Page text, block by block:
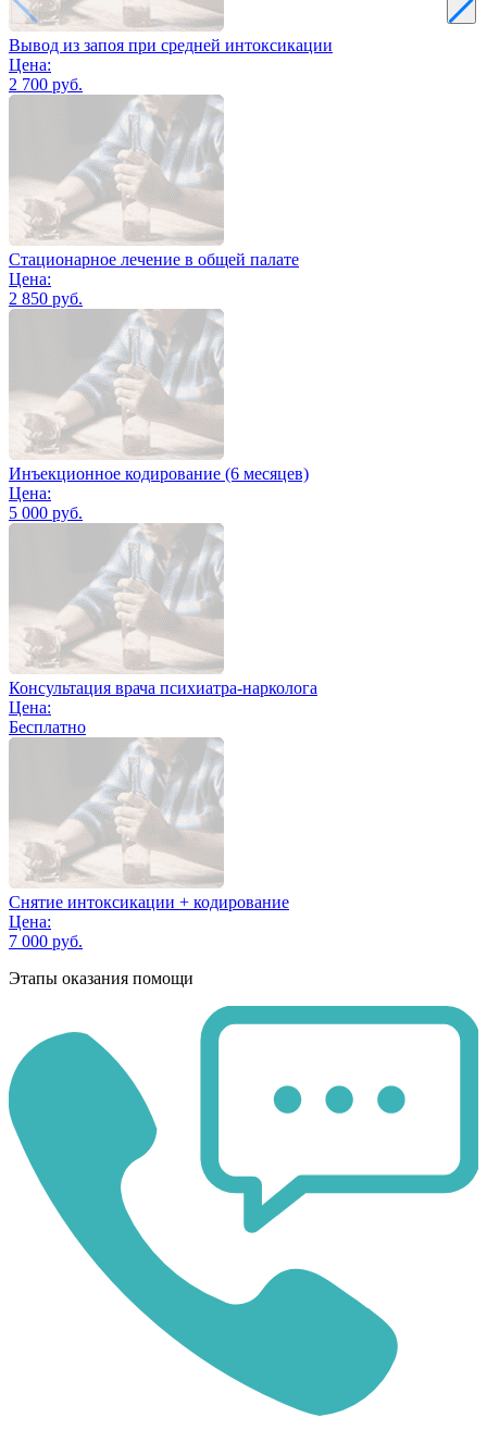
Вывод из запоя при средней интоксикации
Цена:
2 700 руб.
Стационарное лечение в общей палате
Цена:
2 850 руб.
Инъекционное кодирование (6 месяцев)
Цена:
5 000 руб.
Консультация врача психиатра-нарколога
Цена:
Бесплатно
Снятие интоксикации + кодирование
Цена:
7 000 руб.
Этапы оказания помощи